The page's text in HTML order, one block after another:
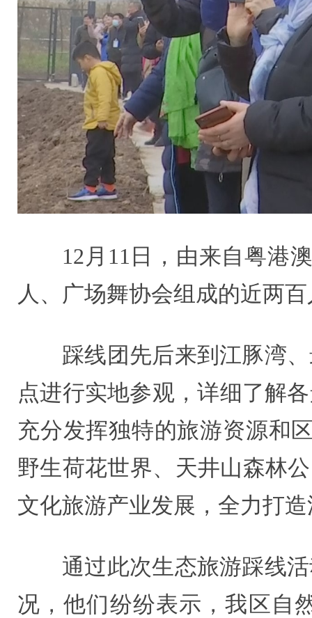
12月11日，由来自粤港
人、广场舞协会组成的近两
踩线团先后来到江豚湾
点进行实地参观，详细了解
充分发挥独特的旅游资源和
野生荷花世界、天井山森林
文化旅游产业发展，全力打
通过此次生态旅游踩线
况，他们纷纷表示，我区自